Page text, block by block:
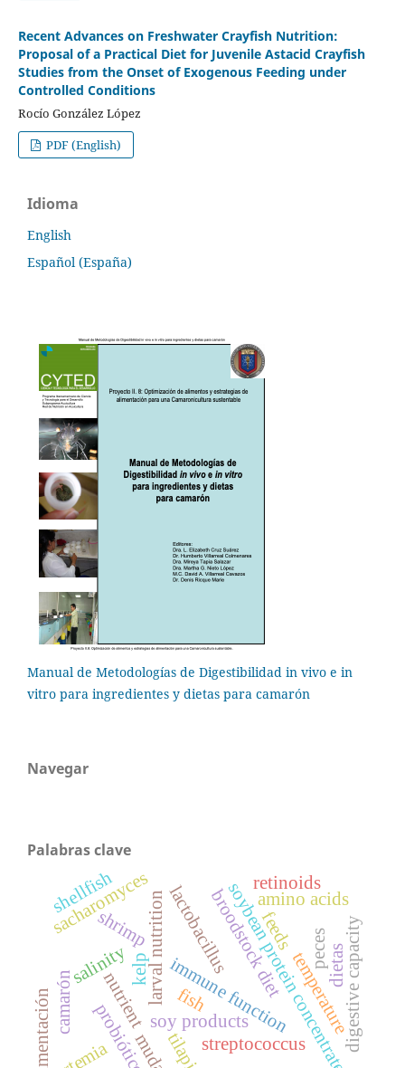
Recent Advances on Freshwater Crayfish Nutrition:
Proposal of a Practical Diet for Juvenile Astacid Crayfish
Studies from the Onset of Exogenous Feeding under
Controlled Conditions
Rocío González López
PDF (English)
Idioma
English
Español (España)
Manual de Metodologías de Digestibilidad in vivo e in
vitro para ingredientes y dietas para camarón
Navegar
Palabras clave
soy productssoybean protein concentrate
shrimp
amino acids
fish
nutrient immune function
broodstock diet
larval nutrition
probióticos tilapiastreptococcus
lactobacillus
sacharomyces
digestive capacity
temperature
salinity peces
shellfish
feeds
dietas
camarón
muda
alimentación
retinoids
kelp